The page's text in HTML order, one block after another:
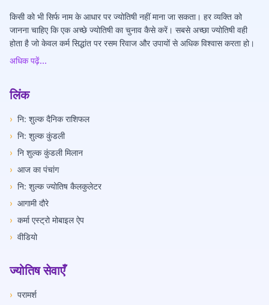
किसी को भी सिर्फ नाम के आधार पर ज्योतिषी नहीं माना जा सकता। हर व्यक्ति को
जानना चाहिए कि एक अच्छे ज्योतिषी का चुनाव कैसे करें। सबसे अच्छा ज्योतिषी वही
होता है जो केवल कर्म सिद्धांत पर रसम रिवाज और उपायों से अधिक विश्वास करता हो।
अधिक पढ़ें...
लिंक
› नि: शुल्क दैनिक राशिफल
› नि: शुल्क कुंडली
› नि शुल्क कुंडली मिलान
› आज का पंचांग
› नि: शुल्क ज्योतिष कैलकुलेटर
› आगामी दौरे
› कर्मा एस्ट्रो मोबाइल ऐप
› वीडियो
ज्योतिष सेवाएँ
› परामर्श